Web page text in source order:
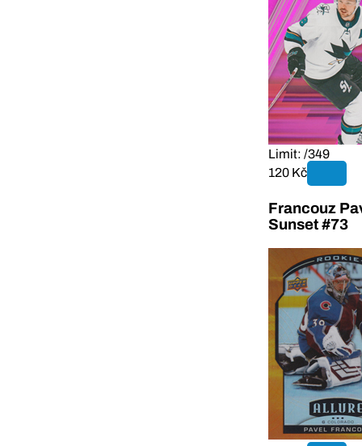
Limit: /349
120 Kč
Francouz
Sunset #73